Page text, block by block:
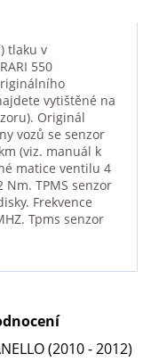
tlaku v
550
vytištěné na
Originál
vozů se senzor
(viz. manuál k
matice ventilu 4
TPMS senzor
Frekvence
Tpms senzor
(2010 - 2012)